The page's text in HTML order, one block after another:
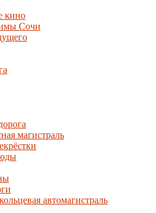
кино
Сочи
магистраль
автомагистраль